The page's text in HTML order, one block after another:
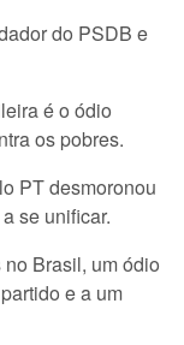
do PSDB e
é o ódio
os pobres.
PT desmoronou
se unificar.
Brasil, um ódio
e a um